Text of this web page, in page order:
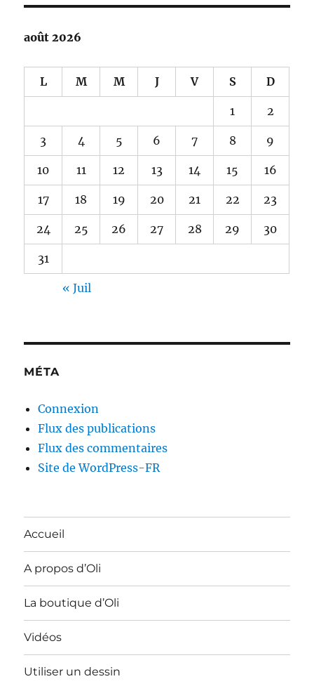
août 2026
L M M J V S D
1 2
3 4 5 6 7 8 9
10 11 12 13 14 15 16
17 18 19 20 21 22 23
24 25 26 27 28 29 30
31
« Juil
MÉTA
Connexion
Flux des publications
Flux des commentaires
Site de WordPress-FR
Accueil
A propos d’Oli
La boutique d’Oli
Vidéos
Utiliser un dessin